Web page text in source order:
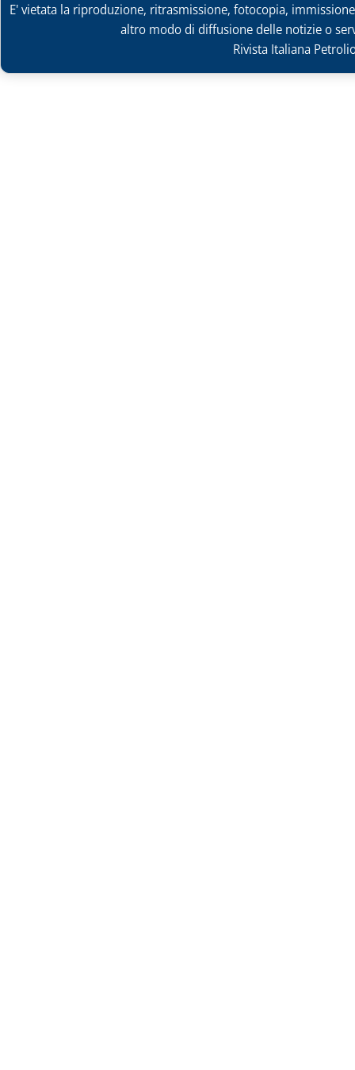
E' vietata la riproduzione, ritrasmissione, fotocopia,
altro modo di diffusione delle notizie o
Rivista Italiana